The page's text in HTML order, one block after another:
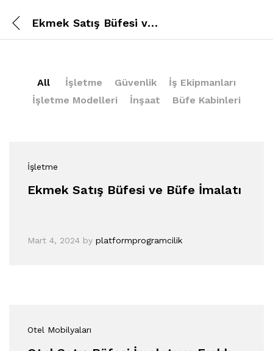
Ekmek Satış Büfesi ve Büfe İmalatı
All İşletme Güvenlik
İş Ekipmanları
İşletme Modelleri
İnşaat Büfe Kabinleri
İşletme
Ekmek Satış Büfesi ve Büfe İmalatı
Mart 4, 2024 by platformprogramcilik
Otel Mobilyaları